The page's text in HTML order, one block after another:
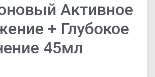
Активное
+ Глубокое
45мл